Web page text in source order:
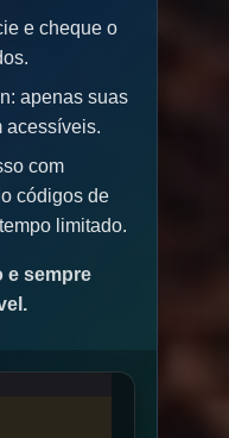
e cheque o
apenas suas
acessíveis.
com
códigos de
limitado.
e sempre